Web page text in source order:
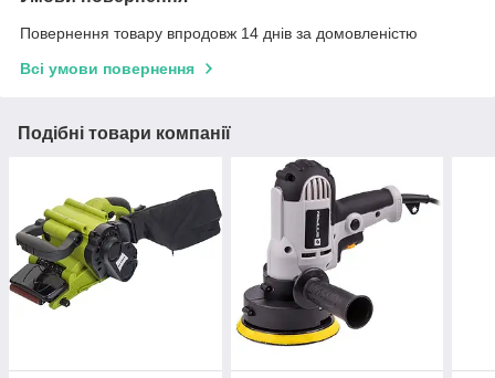
Повернення товару впродовж 14 днів за домовленістю
Всі умови повернення
Подібні товари компанії